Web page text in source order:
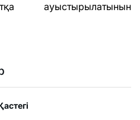
ауыстырылатынын